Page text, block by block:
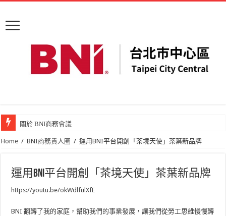
關於 BNI商務會議
Home / BNI商務貴人圈 / 運用BNI平台開創「茶境天使」茶葉新品牌
運用BNI平台開創「茶境天使」茶葉新品牌
https://youtu.be/okWdlfulXfE
BNI 翻轉了我的家庭，幫助我們的事業發展，讓我們從勞工思維慢慢轉